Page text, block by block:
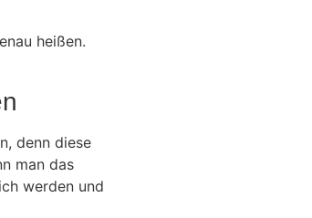
heißen.
denn diese
man das
werden und